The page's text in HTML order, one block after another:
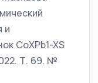
и
СoXPb1-XS
Т. 69. №